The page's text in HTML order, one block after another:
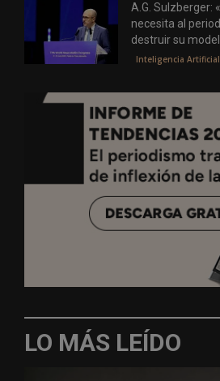
A.G. Sulzberger:
necesita al
destruir su
Inteligencia Artificial
LO MÁS LEÍDO